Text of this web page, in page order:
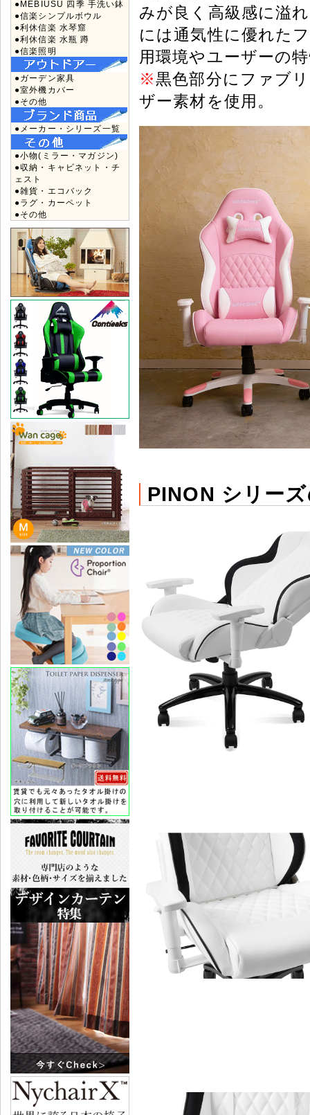
●MEBIUSU 四季 手洗い鉢
●信楽シンプルボウル
●利休信楽 水琴窟
●利休信楽 水瓶 蹲
●信楽照明
●ガーデン家具
●室外機カバー
●その他
●メーカー・シリーズ一覧
●小物(ミラー・マガジン)
●収納・キャビネット・チ
ェスト
●雑貨・エコバック
●ラグ・カーペット
●その他
みが良く高級感に溢
には通気性に優れた
用環境やユーザーの
※黒色部分にファブ
ザー素材を使用。
PINON シリー